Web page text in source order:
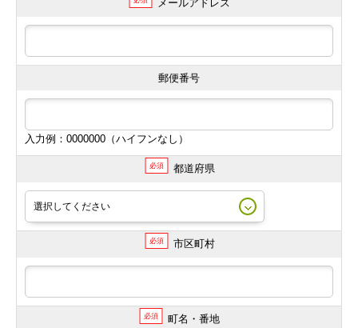
メールアドレス
郵便番号
入力例：0000000（ハイフンなし）
必須 都道府県
必須 市区町村
必須 町名・番地